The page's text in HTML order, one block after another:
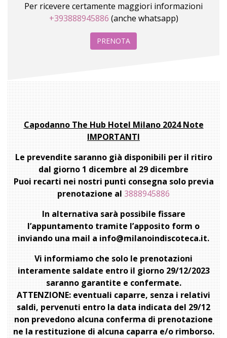
Per ricevere certamente maggiori informazioni
+393888945886 (anche whatsapp)
PRENOTA
Capodanno The Hub Hotel Milano 2024 Note
IMPORTANTI
Le prevendite saranno già disponibili per il ritiro
dal giorno 1 dicembre al 29 dicembre
Puoi recarti nei nostri punti consegna solo previa
prenotazione al3888945886
In alternativa sarà possibile fissare
l’appuntamento tramite l’apposito form o
inviando una mail a info@milanoindiscoteca.it.
Vi informiamo che solo le prenotazioni
interamente saldate entro il giorno 29/12/2023
saranno garantite e confermate.
ATTENZIONE: eventuali caparre, senza i relativi
saldi, pervenuti entro la data indicata del 29/12
non prevedono alcuna conferma di prenotazione
ne la restituzione di alcuna caparra e/o rimborso.